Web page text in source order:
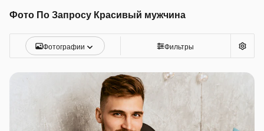
Фото По Запросу Красивый мужчина
Фотографии Фильтры